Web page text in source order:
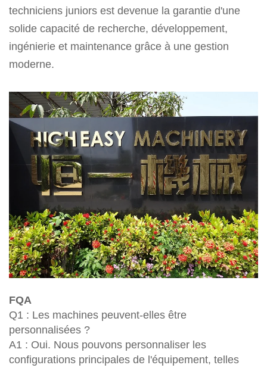
techniciens juniors est devenue la garantie d'une
solide capacité de recherche, développement,
ingénierie et maintenance grâce à une gestion
moderne.
FQA
Q1 : Les machines peuvent-elles être
personnalisées ?
A1 : Oui. Nous pouvons personnaliser les
configurations principales de l'équipement, telles